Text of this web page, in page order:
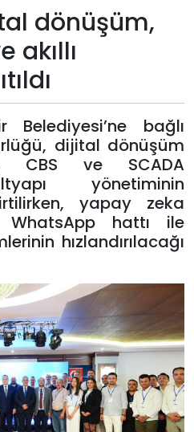
dönüşüm,
akıllı
Belediyesi’ne bağlı
dijital dönüşüm
CBS ve SCADA
yönetiminin
yapay zeka
hattı ile
hızlandırılacağı